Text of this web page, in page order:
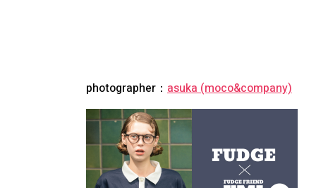
photographer： asuka (moco&company)